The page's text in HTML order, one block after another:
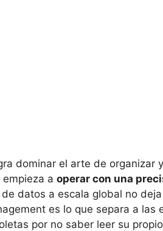
dominar el arte de organizar
a operar con una
datos a escala global no
es lo que separa a las
por no saber leer su